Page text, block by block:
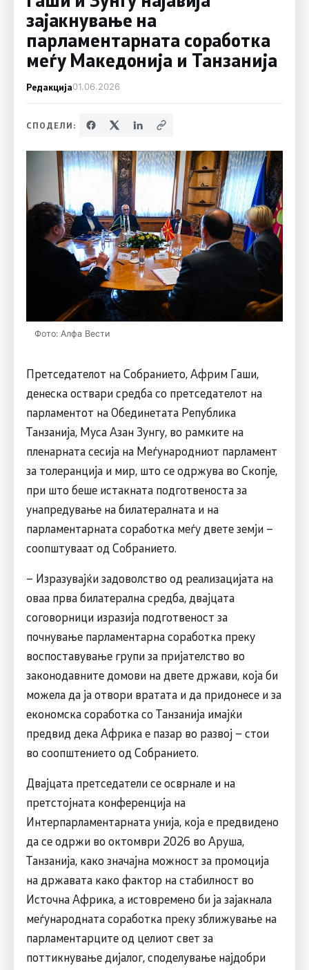
зајакнување на
парламентарната соработка
меѓу Македонија и Танзанија
Редакција01.06.2026
СПОДЕЛИ:
Фото: Алфа Вести
Претседателот на Собранието, Африм Гаши,
денеска оствари средба со претседателот на
парламентот на Обединетата Република
Танзанија, Муса Азан Зунгу, во рамките на
пленарната сесија на Меѓународниот парламент
за толеранција и мир, што се одржува во Скопје,
при што беше истакната подготвеноста за
унапредување на билатералната и на
парламентарната соработка меѓу двете земји –
соопштуваат од Собранието.
– Изразувајќи задоволство од реализацијата на
оваа прва билатерална средба, двајцата
соговорници изразија подготвеност за
почнување парламентарна соработка преку
воспоставување групи за пријателство во
законодавните домови на двете држави, која би
можела да ја отвори вратата и да придонесе и за
економска соработка со Танзанија имајќи
предвид дека Африка е пазар во развој – стои
во соопштението од Собранието.
Двајцата претседатели се осврнале и на
претстојната конференција на
Интерпарламентарната унија, која е предвидено
да се одржи во октомври 2026 во Аруша,
Танзанија, како значајна можност за промоција
на државата како фактор на стабилност во
Источна Африка, а истовремено би ја зајакнала
меѓународната соработка преку зближување на
парламентарците од целиот свет за
поттикнување дијалог, споделување најдобри